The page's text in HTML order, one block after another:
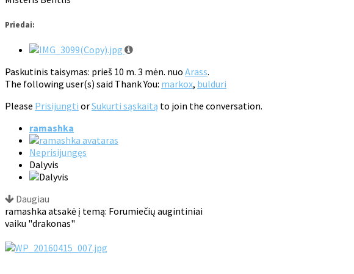
Priedai:
Paskutinis taisymas: prieš 10 m. 3 mėn. nuo Arass.
The following user(s) said Thank You: markox, bulduri
Please Prisijungti orSukurti sąskaitą to join the conversation.
ramashka
Neprisijungęs
Dalyvis
Daugiau
ramashka atsakė į temą: Forumiečių augintiniai
vaiku "drakonas"